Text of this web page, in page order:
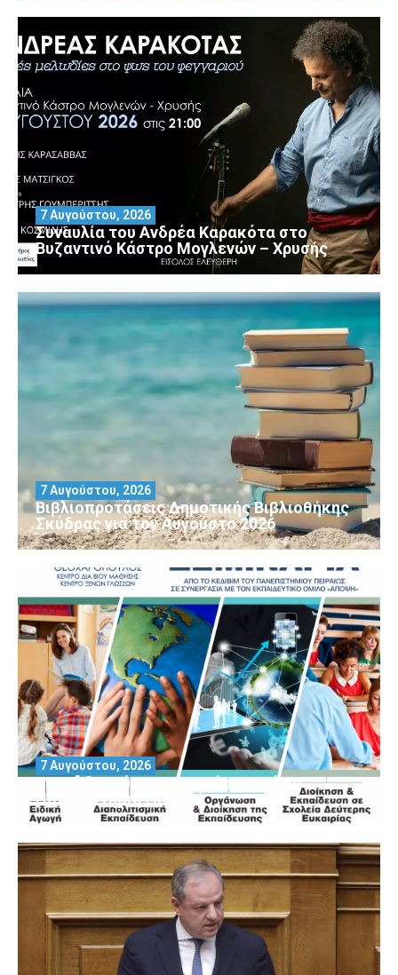
Συναυλία του Ανδρέα Καρακότα στο
Βυζαντινό Κάστρο Μογλενών – Χρυσής
7 Αυγούστου, 2026
Βιβλιοπροτάσεις Δημοτικής Βιβλιοθήκης
Σκύδρας για τον Αύγούστο 2026
7 Αυγούστου, 2026
Μοριοδοτούμενα Σεμινάρια από το
Πανεπιστήμιο Πειραιά
7 Αυγούστου, 2026